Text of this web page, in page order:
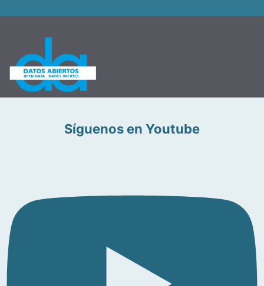
Síguenos en Youtube